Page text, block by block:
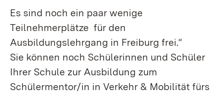
Es sind noch ein paar wenige
Teilnehmerplätze für den
Ausbildungslehrgang in Freiburg frei.“
Sie können noch Schülerinnen und Schüler
Ihrer Schule zur Ausbildung zum
Schülermentor/in in Verkehr & Mobilität fürs